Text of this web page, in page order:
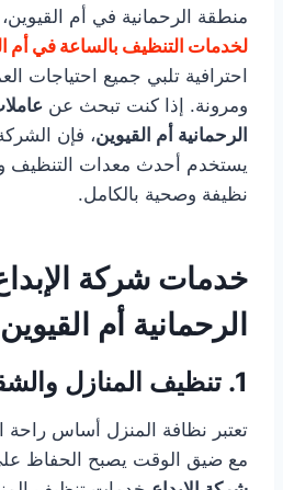
منطقة الرحمانية في أم
لخدمات التنظيف بالساعة في أم
احترافية تلبي جميع احتياجات
ومرونة. إذا كنت تبحث عن
الرحمانية أم القيوين، فإن
يستخدم أحدث معدات التنظيف
نظيفة وصحية بالكامل.
خدمات شركة
الرحمانية أم القيوين
1. تنظيف المنازل والشقق
تعتبر نظافة المنزل أساس راحة
مع ضيق الوقت يصبح الحفاظ على